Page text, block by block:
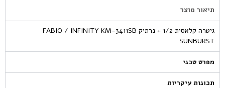
תיאור מוצר
גיטרה קלאסית 1/2 + נרתיק FABIO / INFINITY KM-3411SB
SUNBURST
מפרט טכני
תכונות עיקריות